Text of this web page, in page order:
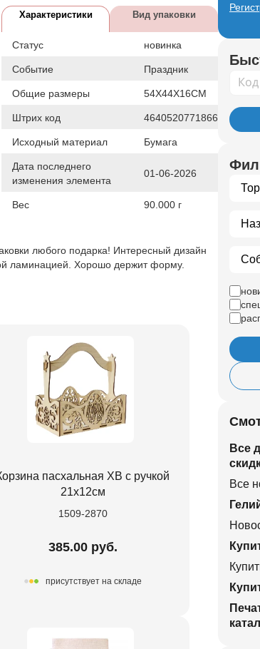
Характеристики Вид упаковки
Статус новинка
Событие Праздник
Общие размеры 54Х44Х16СМ
Штрих код 4640520771866
Исходный материал Бумага
Дата последнего
изменения элемента
01-06-2026
Вес 90.000 г
любого подарка! Интересный дизайн
ламинацией. Хорошо держит форму.
пасхальная ХВ с ручкой
21х12см
1509-2870
385.00 руб.
присутствует на складе
Код
Все
Все